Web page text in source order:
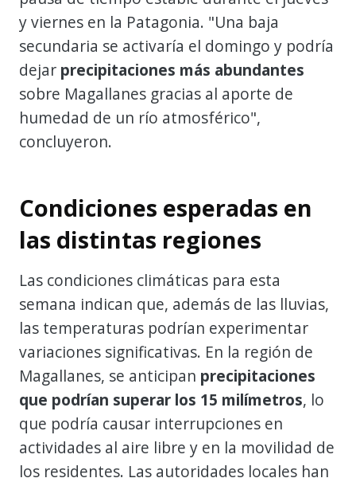
y viernes en la Patagonia. "Una baja
secundaria se activaría el domingo y podría
dejar precipitaciones más abundantes
sobre Magallanes gracias al aporte de
humedad de un río atmosférico",
concluyeron.
Condiciones esperadas en
las distintas regiones
Las condiciones climáticas para esta
semana indican que, además de las lluvias,
las temperaturas podrían experimentar
variaciones significativas. En la región de
Magallanes, se anticipan precipitaciones
que podrían superar los 15 milímetros, lo
que podría causar interrupciones en
actividades al aire libre y en la movilidad de
los residentes. Las autoridades locales han